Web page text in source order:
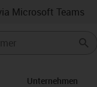
Microsoft Teams
Unternehmen